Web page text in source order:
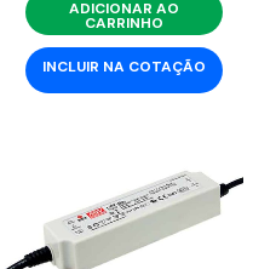
ADICIONAR AO
CARRINHO
INCLUIR NA COTAÇÃO